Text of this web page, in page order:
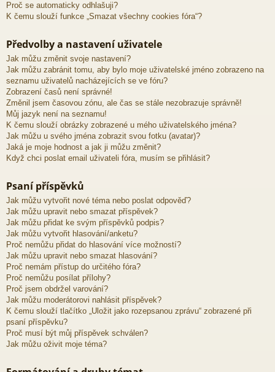
Proč se automaticky odhlašuji?
K čemu slouží funkce „Smazat všechny cookies fóra“?
Předvolby a nastavení uživatele
Jak můžu změnit svoje nastavení?
Jak můžu zabránit tomu, aby bylo moje uživatelské jméno zobrazeno na
seznamu uživatelů nacházejících se ve fóru?
Zobrazení časů není správné!
Změnil jsem časovou zónu, ale čas se stále nezobrazuje správně!
Můj jazyk není na seznamu!
K čemu slouží obrázky zobrazené u mého uživatelského jména?
Jak můžu u svého jména zobrazit svou fotku (avatar)?
Jaká je moje hodnost a jak ji můžu změnit?
Když chci poslat email uživateli fóra, musím se přihlásit?
Psaní příspěvků
Jak můžu vytvořit nové téma nebo poslat odpověď?
Jak můžu upravit nebo smazat příspěvek?
Jak můžu přidat ke svým příspěvků podpis?
Jak můžu vytvořit hlasování/anketu?
Proč nemůžu přidat do hlasování více možností?
Jak můžu upravit nebo smazat hlasování?
Proč nemám přístup do určitého fóra?
Proč nemůžu posílat přílohy?
Proč jsem obdržel varování?
Jak můžu moderátorovi nahlásit příspěvek?
K čemu slouží tlačítko „Uložit jako rozepsanou zprávu“ zobrazené při
psaní příspěvku?
Proč musí být můj příspěvek schválen?
Jak můžu oživit moje téma?